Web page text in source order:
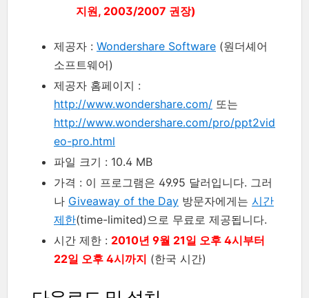
지원, 2003/2007 권장)
제공자 : Wondershare Software (원더셰어
소프트웨어)
제공자 홈페이지 :
http://www.wondershare.com/ 또는
http://www.wondershare.com/pro/ppt2vid
eo-pro.html
파일 크기 : 10.4 MB
가격 : 이 프로그램은 49.95 달러입니다. 그러
나 Giveaway of the Day 방문자에게는 시간
제한(time-limited)으로 무료로 제공됩니다.
시간 제한 : 2010년 9월 21일 오후 4시부터
22일 오후 4시까지 (한국 시간)